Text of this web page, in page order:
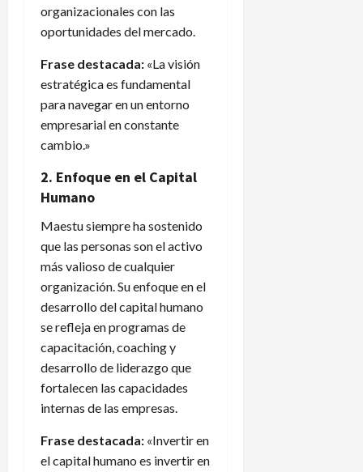
organizacionales con las
oportunidades del mercado.
Frase destacada: «La visión
estratégica es fundamental
para navegar en un entorno
empresarial en constante
cambio.»
2. Enfoque en el Capital
Humano
Maestu siempre ha sostenido
que las personas son el activo
más valioso de cualquier
organización. Su enfoque en el
desarrollo del capital humano
se refleja en programas de
capacitación, coaching y
desarrollo de liderazgo que
fortalecen las capacidades
internas de las empresas.
Frase destacada: «Invertir en
el capital humano es invertir en